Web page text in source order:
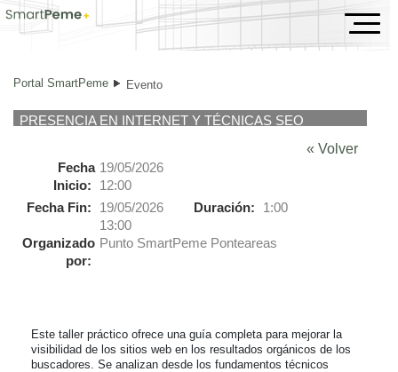
Evento
Portal SmartPeme Evento
PRESENCIA EN INTERNET Y TÉCNICAS SEO
« Volver
Fecha
Inicio:
19/05/2026
12:00
Fecha Fin:
19/05/2026
13:00
Duración: 1:00
Organizado
por:
Punto SmartPeme Ponteareas
Este taller práctico ofrece una guía completa para mejorar la
visibilidad de los sitios web en los resultados orgánicos de los
buscadores. Se analizan desde los fundamentos técnicos